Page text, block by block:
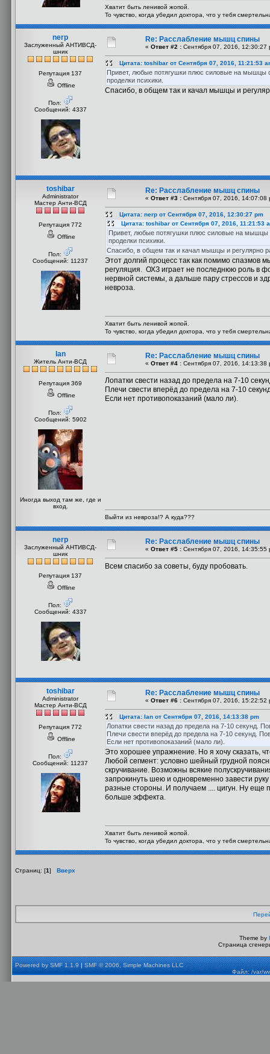
Хватит быть ленивой жопой.
То чувство, когда убедил доктора, что у тебя
nerp
Заслуженный АНТИВСД-
шник
Репутация 137
Offline
Пол:
Сообщений: 4337
Re: Расслабление мышц спины
« Ответ #2 : Сентября 07, 2016, 12:30:27
Цитата: toshibar от Сентября 07, 2016, 11:21:53
Привет, любые потягушки плюс силовые на мышцы
проделки психики.
Спасибо, в общем так и качал мышцы и
toshibar
Administrator
Мастер Анти-ВСД
Репутация 772
Offline
Пол:
Сообщений: 11237
Re: Расслабление мышц спины
« Ответ #3 : Сентября 07, 2016, 14:07:08
Цитата: nerp от Сентября 07, 2016, 12:30:27 pm
Цитата: toshibar от Сентября 07, 2016, 11:21:53
Привет, любые потягушки плюс силовые на мышцы
проделки психики.
Спасибо, в общем так и качал мышцы и регулярно
Этот долгий процесс так как помимо
регуляция. ОХЗ играет не последнюю роль в
нервной системы, а дальше пару стрессов и
невроза.
Хватит быть ленивой жопой.
То чувство, когда убедил доктора, что у тебя
Ian
Житель Анти-ВСД
Репутация 369
Offline
Пол:
Сообщений: 5902
Иногда выход там же, где и
вход.
Re: Расслабление мышц спины
« Ответ #4 : Сентября 07, 2016, 14:13:38
Лопатки свести назад до предела на 7-10
Плечи свести вперёд до предела на 7-10
Если нет противопоказаний (мало ли).
Выйти из невроза!? А куда???
nerp
Заслуженный АНТИВСД-
шник
Репутация 137
Offline
Пол:
Сообщений: 4337
Re: Расслабление мышц спины
« Ответ #5 : Сентября 07, 2016, 14:35:55
Всем спасибо за советы, буду пробовать.
toshibar
Administrator
Мастер Анти-ВСД
Репутация 772
Offline
Пол:
Сообщений: 11237
Re: Расслабление мышц спины
« Ответ #6 : Сентября 07, 2016, 15:22:52
Цитата: Ian от Сентября 07, 2016, 14:13:38 pm
Лопатки свести назад до предела на 7-10 секунд.
Плечи свести вперёд до предела на 7-10 секунд.
Если нет противопоказаний (мало ли).
Это хорошее упражнение. Но я хочу сказать,
Любой сегмент: условно шейный грудной
скручивание. Возможны всякие
запрокинуть шею и одновременно завести
разные стороны. И получаем .... цигун. Ну еще
больше эффекта.
Хватит быть ленивой жопой.
То чувство, когда убедил доктора, что у тебя
Страниц: [1] Вверх
Theme by
Страница
Powered by SMF 1.1.9|SMF © 2006, Simple Machines LLC
Файл: /var/